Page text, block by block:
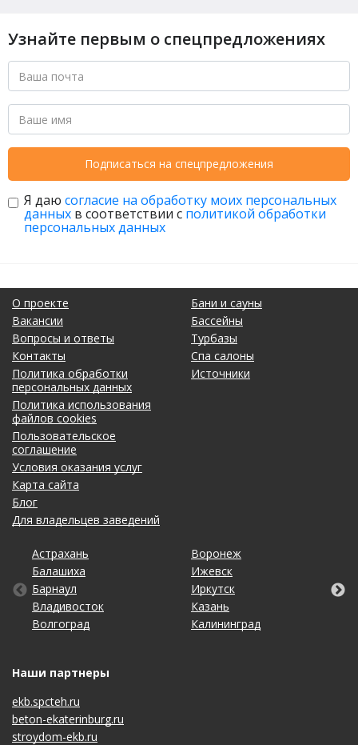
Узнайте первым о спецпредложениях
Подписаться на спецпредложения
Я даю согласие на обработку моих персональных
данных в соответствии с политикой обработки
персональных данных
О проекте
Вакансии
Вопросы и ответы
Контакты
Политика обработки
персональных данных
Политика использования
файлов cookies
Пользовательское
соглашение
Условия оказания услуг
Карта сайта
Блог
Для владельцев заведений
Бани и сауны
Бассейны
Турбазы
Спа салоны
Источники
Астрахань
Балашиха
Барнаул
Владивосток
Волгоград
Воронеж
Ижевск
Иркутск
Казань
Калининград
Кемерово
Киров
Краснодар
Красноярск
Липецк
Махачкала
Москва
Набережные Челны
Нижний Новгород
Новосибирск
Омск
Оренбург
Пенза
Пермь
Ростов-на-Дону
Рязань
Самара
Санкт-Петербург
Саратов
Ставрополь
Тольятти
Томск
Тула
Тюмень
Ульяновск
Уфа
Хабаровск
Чебоксары
Челябинск
Ярославль
Наши партнеры
ekb.spcteh.ru
beton-ekaterinburg.ru
stroydom-ekb.ru